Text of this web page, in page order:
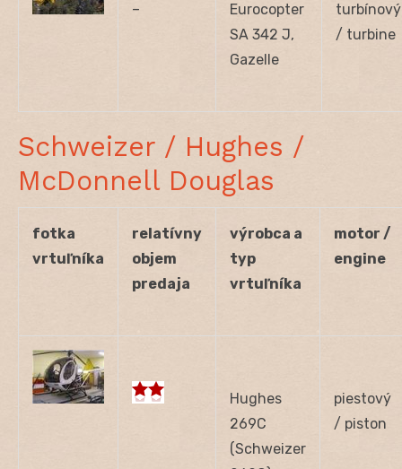
–
Eurocopter
SA 342 J,
Gazelle
turbínový
/ turbine
Schweizer / Hughes /
McDonnell Douglas
fotka
vrtuľníka
relatívny
objem
predaja
výrobca a
typ
vrtuľníka
motor /
engine
Hughes
269C
(Schweizer
piestový
/ piston